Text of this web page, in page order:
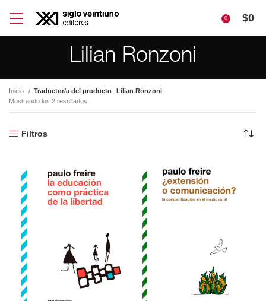
0 $0
Lilian Ronzoni
Inicio Traductor/a del producto
Lilian Ronzoni
Mostrando los 2 resultados
Filtros